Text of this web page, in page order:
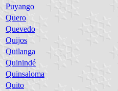
Puyango
Quero
Quevedo
Quijos
Quilanga
Quinindé
Quinsaloma
Quito